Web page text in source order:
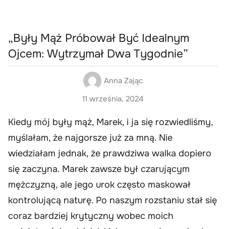
„Były Mąż Próbował Być Idealnym
Ojcem: Wytrzymał Dwa Tygodnie”
Anna Zając
11 września, 2024
Kiedy mój były mąż, Marek, i ja się rozwiedliśmy,
myślałam, że najgorsze już za mną. Nie
wiedziałam jednak, że prawdziwa walka dopiero
się zaczyna. Marek zawsze był czarującym
mężczyzną, ale jego urok często maskował
kontrolującą naturę. Po naszym rozstaniu stał się
coraz bardziej krytyczny wobec moich